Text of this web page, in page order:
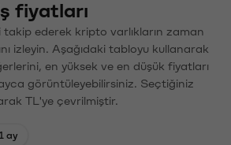
fiyatları
ederek kripto varlıkların zaman
izleyin. Aşağıdaki tabloyu kullanarak
en yüksek ve en düşük fiyatları
görüntüleyebilirsiniz. Seçtiğiniz
TL'ye çevrilmiştir.
1 ay